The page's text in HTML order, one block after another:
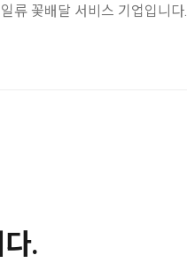
류 꽃배달 서비스 기업입니다.
.